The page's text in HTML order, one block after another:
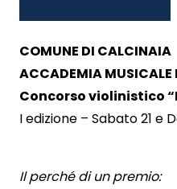
COMUNE DI CALCINAIA
ACCADEMIA MUSICALE
Concorso violinistico
I edizione – Sabato 21 e
Il perché di un premio: